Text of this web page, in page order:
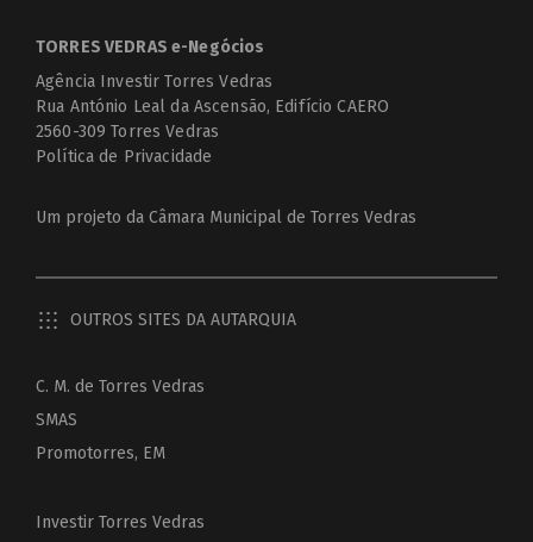
TORRES VEDRAS e-Negócios
Agência Investir Torres Vedras
Rua António Leal da Ascensão, Edifício CAERO
2560-309 Torres Vedras
Política de Privacidade
Um projeto da Câmara Municipal de Torres Vedras
OUTROS SITES DA AUTARQUIA
C. M. de Torres Vedras
SMAS
Promotorres, EM
Investir Torres Vedras